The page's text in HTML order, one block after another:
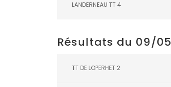
LANDERNEAU TT 4
Résultats du 09/05
TT DE LOPERHET 2